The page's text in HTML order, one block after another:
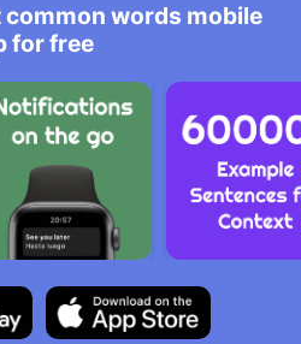
words mobile
for free